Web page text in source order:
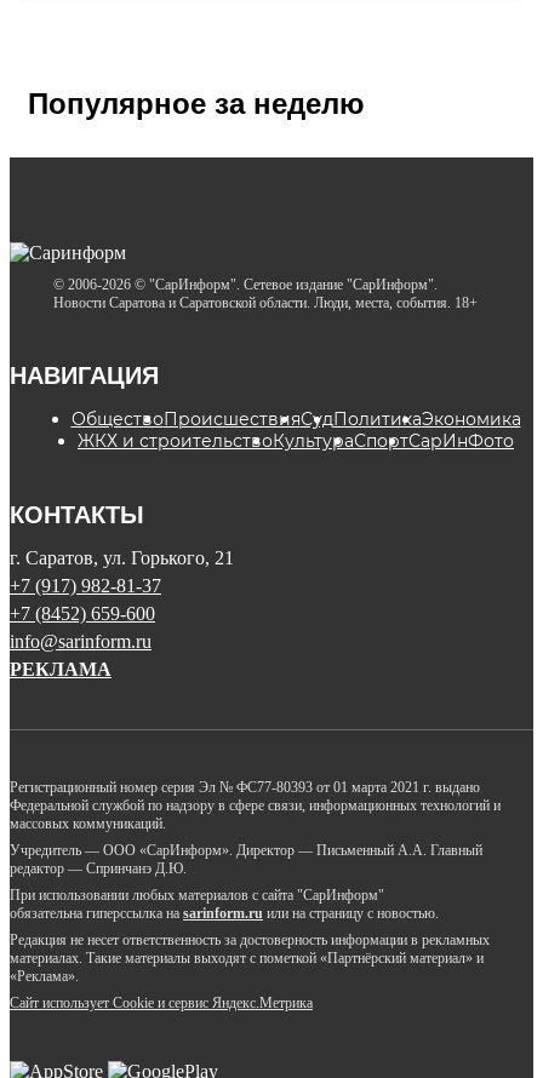
Популярное за неделю
© 2006-2026 © "СарИнформ". Сетевое издание "СарИнформ".
Новости Саратова и Саратовской области. Люди, места, события. 18+
НАВИГАЦИЯ
ОбществоПроисшествияСудПолитикаЭкономика
ЖКХ и строительствоКультураСпортСарИнФото
КОНТАКТЫ
г. Саратов, ул. Горького, 21
+7 (917) 982-81-37
+7 (8452) 659-600
info@sarinform.ru
РЕКЛАМА
Регистрационный номер серия Эл № ФС77-80393 от 01 марта 2021 г. выдано
Федеральной службой по надзору в сфере связи, информационных технологий и
массовых коммуникаций.
Учредитель — ООО «СарИнформ». Директор — Письменный А.А. Главный
редактор — Спринчанэ Д.Ю.
При использовании любых материалов с сайта "СарИнформ"
обязательна гиперссылка на sarinform.ru или на страницу с новостью.
Редакция не несет ответственность за достоверность информации в рекламных
материалах. Такие материалы выходят с пометкой «Партнёрский материал» и
«Реклама».
Сайт использует Cookie и сервиc Яндекс.Метрика